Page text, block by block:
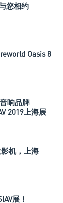
您相约
Oasis 8
响品牌
2019上海展
机，上海
展！